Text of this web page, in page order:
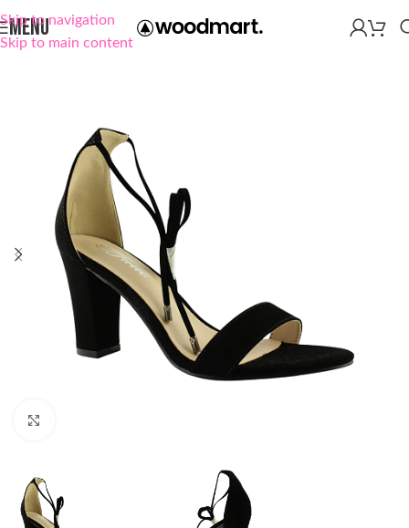
Skip to navigation
Skip to main content
MENU